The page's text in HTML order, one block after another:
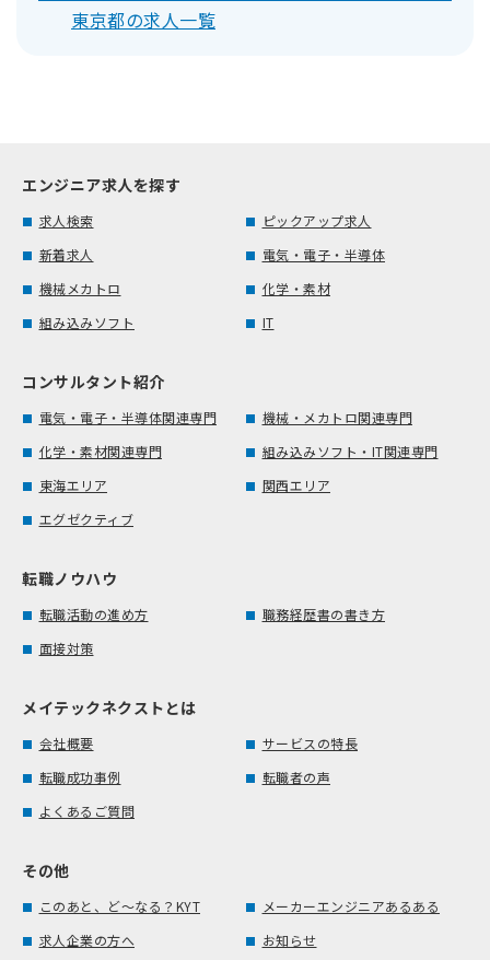
東京都の求人一覧
エンジニア求人を探す
求人検索
ピックアップ求人
新着求人
電気・電子・半導体
機械メカトロ
化学・素材
組み込みソフト
IT
コンサルタント紹介
電気・電子・半導体関連専門
機械・メカトロ関連専門
化学・素材関連専門
組み込みソフト・IT関連専門
東海エリア
関西エリア
エグゼクティブ
転職ノウハウ
転職活動の進め方
職務経歴書の書き方
面接対策
メイテックネクストとは
会社概要
サービスの特長
転職成功事例
転職者の声
よくあるご質問
その他
このあと、ど～なる？KYT
メーカーエンジニアあるある
求人企業の方へ
お知らせ